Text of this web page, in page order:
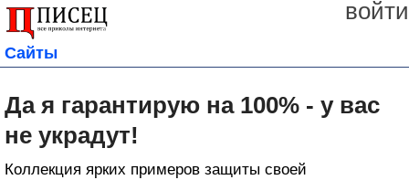
войти
Сайты
Да я гарантирую на 100% - у вас
не украдут!
Коллекция ярких примеров защиты своей